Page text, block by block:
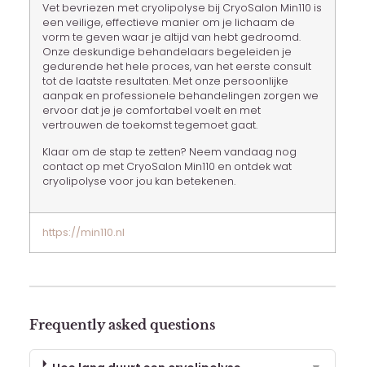
Vet bevriezen met cryolipolyse bij CryoSalon Min110 is
een veilige, effectieve manier om je lichaam de
vorm te geven waar je altijd van hebt gedroomd.
Onze deskundige behandelaars begeleiden je
gedurende het hele proces, van het eerste consult
tot de laatste resultaten. Met onze persoonlijke
aanpak en professionele behandelingen zorgen we
ervoor dat je je comfortabel voelt en met
vertrouwen de toekomst tegemoet gaat.
Klaar om de stap te zetten? Neem vandaag nog
contact op met CryoSalon Min110 en ontdek wat
cryolipolyse voor jou kan betekenen.
https://min110.nl
Frequently asked questions